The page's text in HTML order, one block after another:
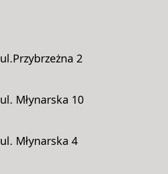
ul.Przybrzeżna 2
ul. Młynarska 10
ul. Młynarska 4